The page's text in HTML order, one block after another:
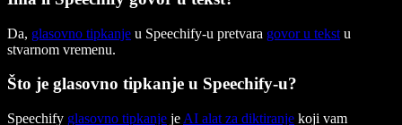
Da, glasovno tipkanje u Speechify-u pretvara govor u tekst u
stvarnom vremenu.
Što je glasovno tipkanje u Speechify-u?
Speechify glasovno tipkanje je AI alat za diktiranje koji vam